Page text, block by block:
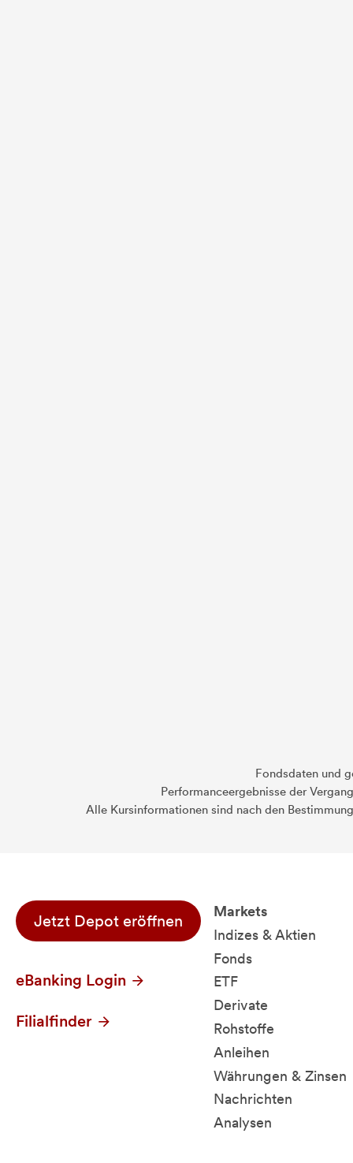
Fondsdaten und
Performanceergebnisse der
Alle Kursinformationen sind nach den
Jetzt Depot eröffnen
eBanking Login
Filialfinder
Markets
Indizes & Aktien
Fonds
ETF
Derivate
Rohstoffe
Anleihen
Währungen & Zinsen
Nachrichten
Analysen